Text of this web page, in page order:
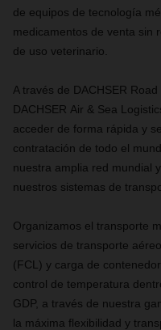
de equipos de tecnología
medicamentos de venta sin
de uso veterinario.
A través de DACHSER Road
DACHSER Air & Sea
acceder de forma rápida y
contratación de todo el
nuestra amplia red mundial
nuestros sistemas de
Organizamos el transporte
servicios de transporte
(FCL) y carga de
control de temperatura
GDP, a través de nuestra
la máxima flexibilidad y